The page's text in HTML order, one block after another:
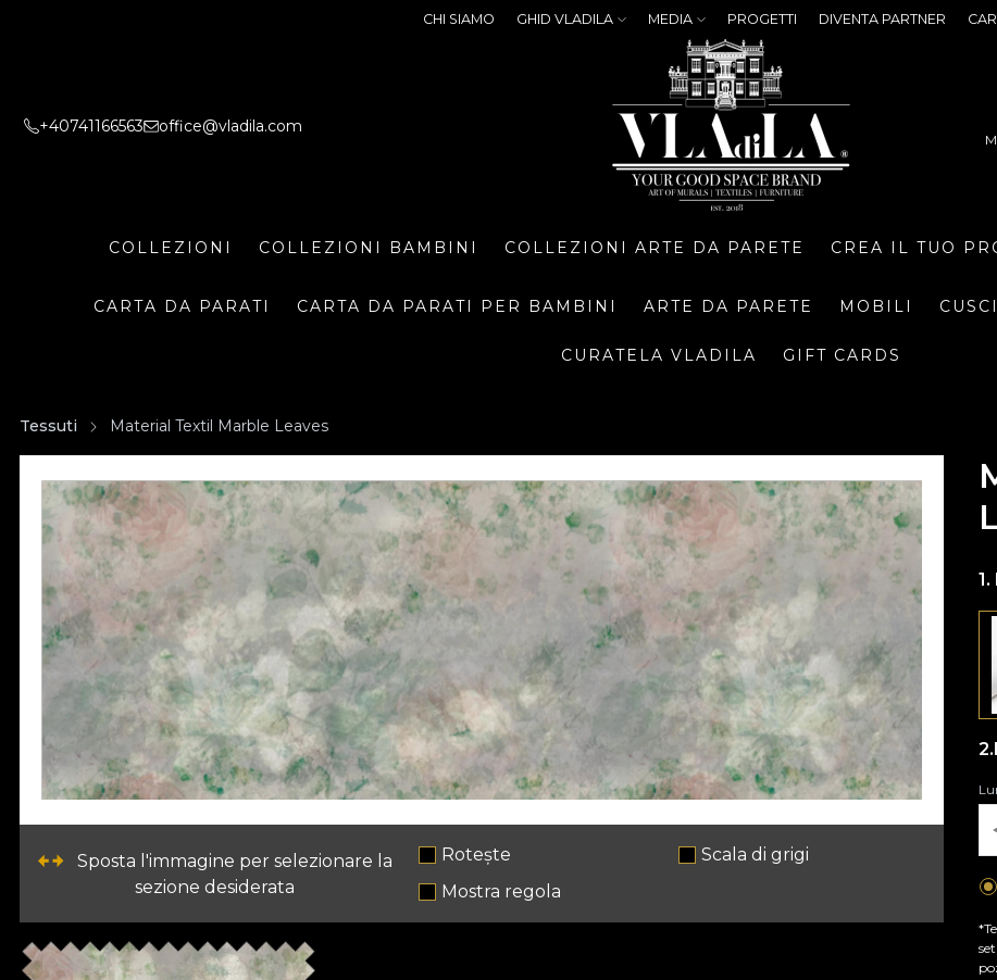
CHI SIAMO GHID VLADILA MEDIA PROGETTI DIVENTA PARTNER
+40741166563 office@vladila.com
COLLEZIONI COLLEZIONI BAMBINI COLLEZIONI ARTE DA PARETE CREA IL TUO
CARTA DA PARATI CARTA DA PARATI PER BAMBINI ARTE DA PARETE MOBILI
CURATELA VLADILA GIFT CARDS
Tessuti Material Textil Marble Leaves
Sposta l'immagine per selezionare la
sezione desiderata
Rotește
Scala di grigi
Mostra regola